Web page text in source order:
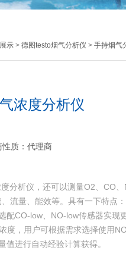
示> 德图testo烟气分析仪 > 手持烟气
浓度分析仪
性质：代理商
分析仪，还可以测量O2、CO
流量、能效等。具有一下特点：
配CO-low、NO-low传感器实现
度，用户可根据需求选择使用
值进行自动经验计算获得。